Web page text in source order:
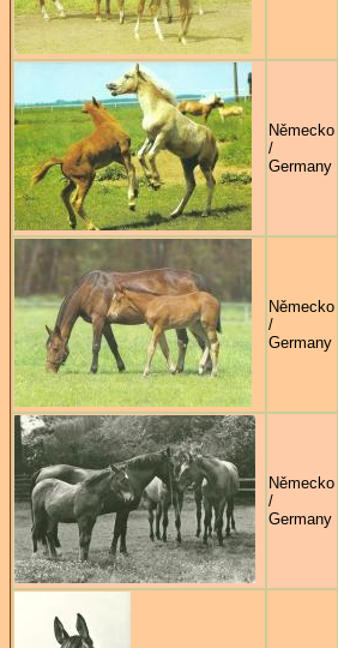
Německo
/
Germany
Německo
/
Germany
Německo
/
Germany